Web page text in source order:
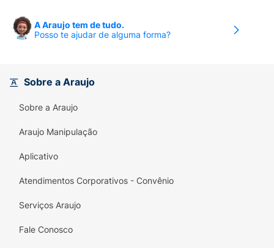
A Araujo tem de tudo.
Posso te ajudar de alguma forma?
Sobre a Araujo
Sobre a Araujo
Araujo Manipulação
Aplicativo
Atendimentos Corporativos - Convênio
Serviços Araujo
Fale Conosco